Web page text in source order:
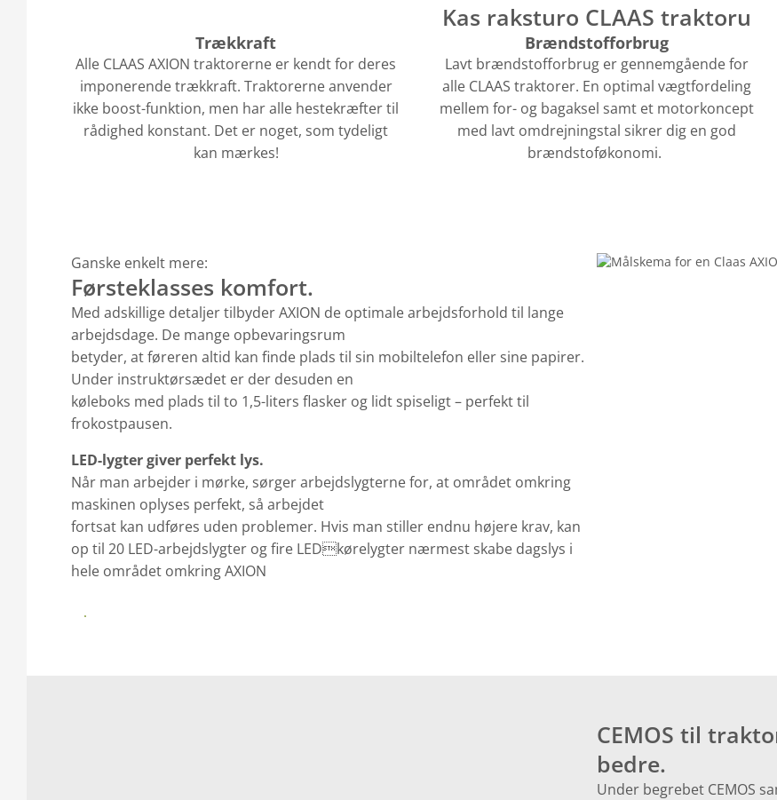
Kas raksturo CLAAS traktoru
Trækkraft
Alle CLAAS AXION traktorerne er kendt for deres
imponerende trækkraft. Traktorerne anvender
ikke boost-funktion, men har alle hestekræfter til
rådighed konstant. Det er noget, som tydeligt
kan mærkes!
Brændstofforbrug
Lavt brændstofforbrug er gennemgående for
alle CLAAS traktorer. En optimal vægtfordeling
mellem for- og bagaksel samt et motorkoncept
med lavt omdrejningstal sikrer dig en god
brændstoføkonomi.
Ganske enkelt mere:
Førsteklasses komfort.
Med adskillige detaljer tilbyder AXION de optimale arbejdsforhold til lange
arbejdsdage. De mange opbevaringsrum
betyder, at føreren altid kan finde plads til sin mobiltelefon eller sine papirer.
Under instruktørsædet er der desuden en
køleboks med plads til to 1,5-liters flasker og lidt spiseligt – perfekt til
frokostpausen.
LED-lygter giver perfekt lys.
Når man arbejder i mørke, sørger arbejdslygterne for, at området omkring
maskinen oplyses perfekt, så arbejdet
fortsat kan udføres uden problemer. Hvis man stiller endnu højere krav, kan
op til 20 LED-arbejdslygter og fire LEDkørelygter nærmest skabe dagslys i
hele området omkring AXION
Se mere på CLAAS.DK
CEMOS til
bedre.
Under begrebet CEMOS